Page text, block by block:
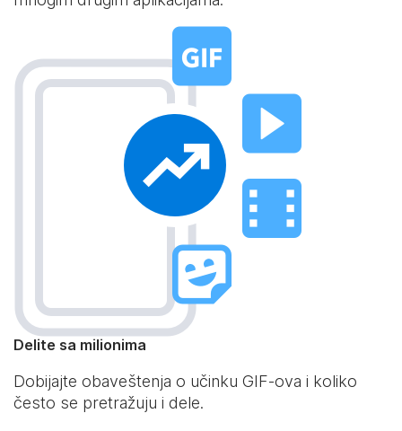
Delite sa milionima
Dobijajte obaveštenja o učinku GIF-ova i koliko
često se pretražuju i dele.